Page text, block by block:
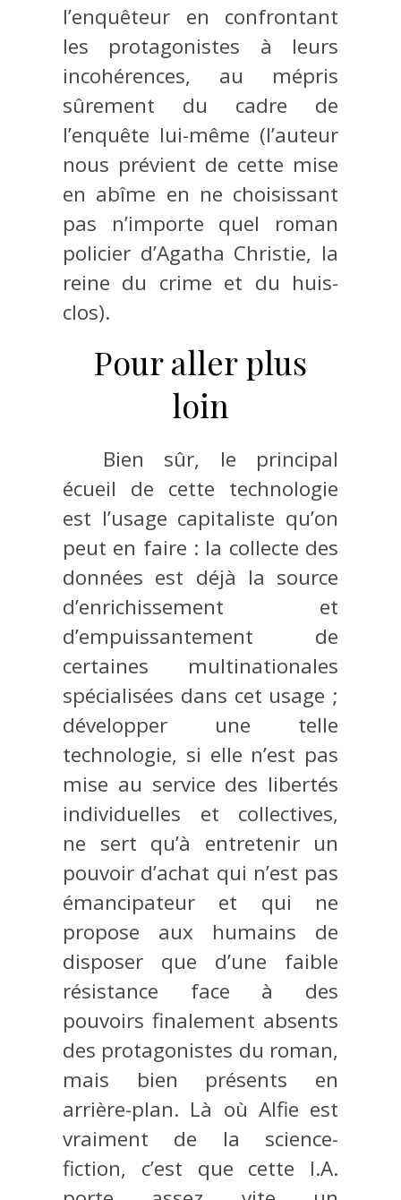
l’enquêteur en confrontant
les protagonistes à leurs
incohérences, au mépris
sûrement du cadre de
l’enquête lui-même (l’auteur
nous prévient de cette mise
en abîme en ne choisissant
pas n’importe quel roman
policier d’Agatha Christie, la
reine du crime et du huis-
clos).
Pour aller plus
loin
Bien sûr, le principal
écueil de cette technologie
est l’usage capitaliste qu’on
peut en faire : la collecte des
données est déjà la source
d’enrichissement et
d’empuissantement de
certaines multinationales
spécialisées dans cet usage ;
développer une telle
technologie, si elle n’est pas
mise au service des libertés
individuelles et collectives,
ne sert qu’à entretenir un
pouvoir d’achat qui n’est pas
émancipateur et qui ne
propose aux humains de
disposer que d’une faible
résistance face à des
pouvoirs finalement absents
des protagonistes du roman,
mais bien présents en
arrière-plan. Là où Alfie est
vraiment de la science-
fiction, c’est que cette I.A.